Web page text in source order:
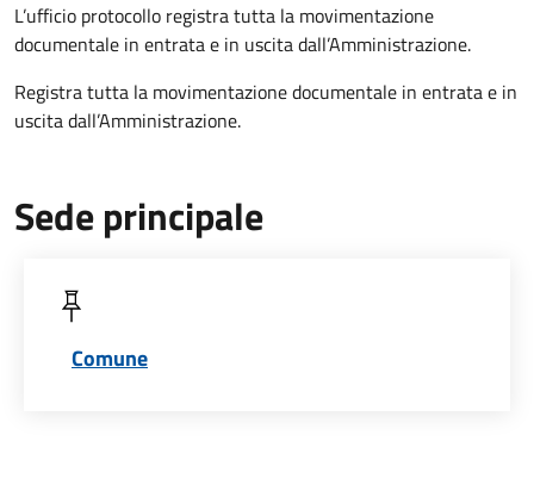
L’ufficio protocollo registra tutta la movimentazione
documentale in entrata e in uscita dall’Amministrazione.
Registra tutta la movimentazione documentale in entrata e in
uscita dall’Amministrazione.
Sede principale
Comune